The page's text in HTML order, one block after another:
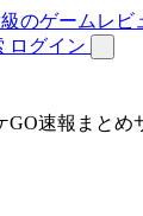
ログイン
GO速報まとめ